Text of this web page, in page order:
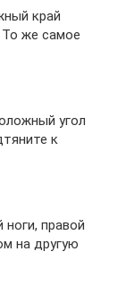
край
же самое
угол
к
правой
на другую